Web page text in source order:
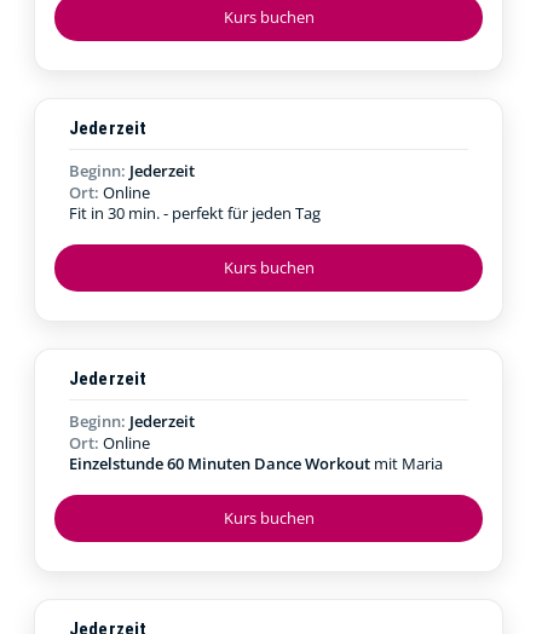
Kurs buchen
Kurs buchen
Jederzeit
Beginn: Jederzeit
Ort: Online
Fit in 30 min. - perfekt für jeden Tag
Kurs buchen
Jederzeit
Beginn: Jederzeit
Ort: Online
Einzelstunde 60 Minuten Dance Workout mit Maria
Jederzeit